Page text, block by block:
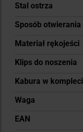
Stal ostrza
Sposób otwierania
Materiał rękojeści
Klips do noszenia
Kabura w
Waga
EAN